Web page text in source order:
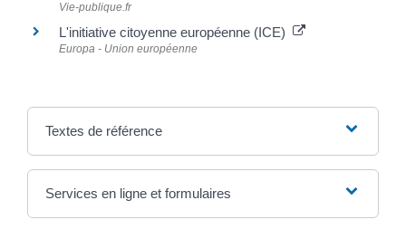
Vie-publique.fr
L'initiative citoyenne européenne (ICE)
Europa - Union européenne
Textes de référence
Services en ligne et formulaires